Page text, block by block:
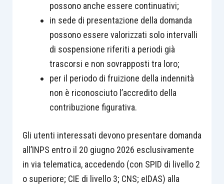
possono anche essere continuativi;
in sede di presentazione della domanda
possono essere valorizzati solo intervalli
di sospensione riferiti a periodi già
trascorsi e non sovrapposti tra loro;
per il periodo di fruizione della indennità
non è riconosciuto l’accredito della
contribuzione figurativa.
Gli utenti interessati devono presentare domanda
all’INPS entro il 20 giugno 2026 esclusivamente
in via telematica, accedendo (con SPID di livello 2
o superiore; CIE di livello 3; CNS; eIDAS) alla